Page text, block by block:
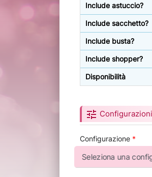
Include astuccio?
Include sacchetto?
Include busta?
Include shopper?
Disponibilità
tune
Configurazione *